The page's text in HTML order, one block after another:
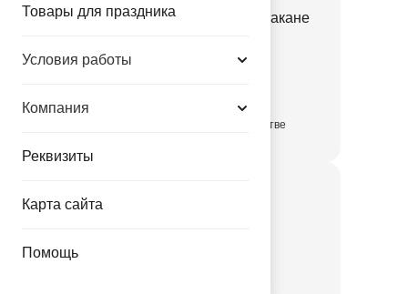
Товары для праздника
Условия работы
Компания
Реквизиты
Карта сайта
Помощь
А ФИГУРА/P35 Кофе в стакане
в достаточном количестве